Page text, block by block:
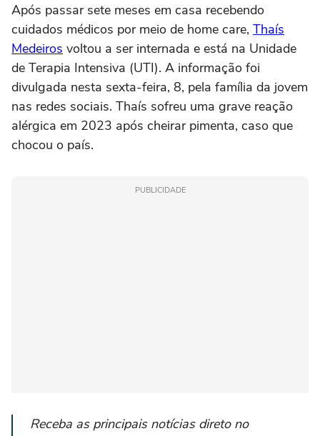
Após passar sete meses em casa recebendo
cuidados médicos por meio de home care, Thaís
Medeiros voltou a ser internada e está na Unidade
de Terapia Intensiva (UTI). A informação foi
divulgada nesta sexta-feira, 8, pela família da jovem
nas redes sociais. Thaís sofreu uma grave reação
alérgica em 2023 após cheirar pimenta, caso que
chocou o país.
PUBLICIDADE
Receba as principais notícias direto no